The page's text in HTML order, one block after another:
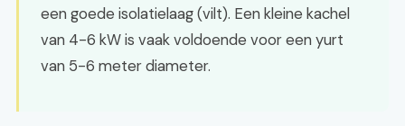
een goede isolatielaag (vilt). Een kleine kachel
van 4-6 kW is vaak voldoende voor een yurt
van 5-6 meter diameter.